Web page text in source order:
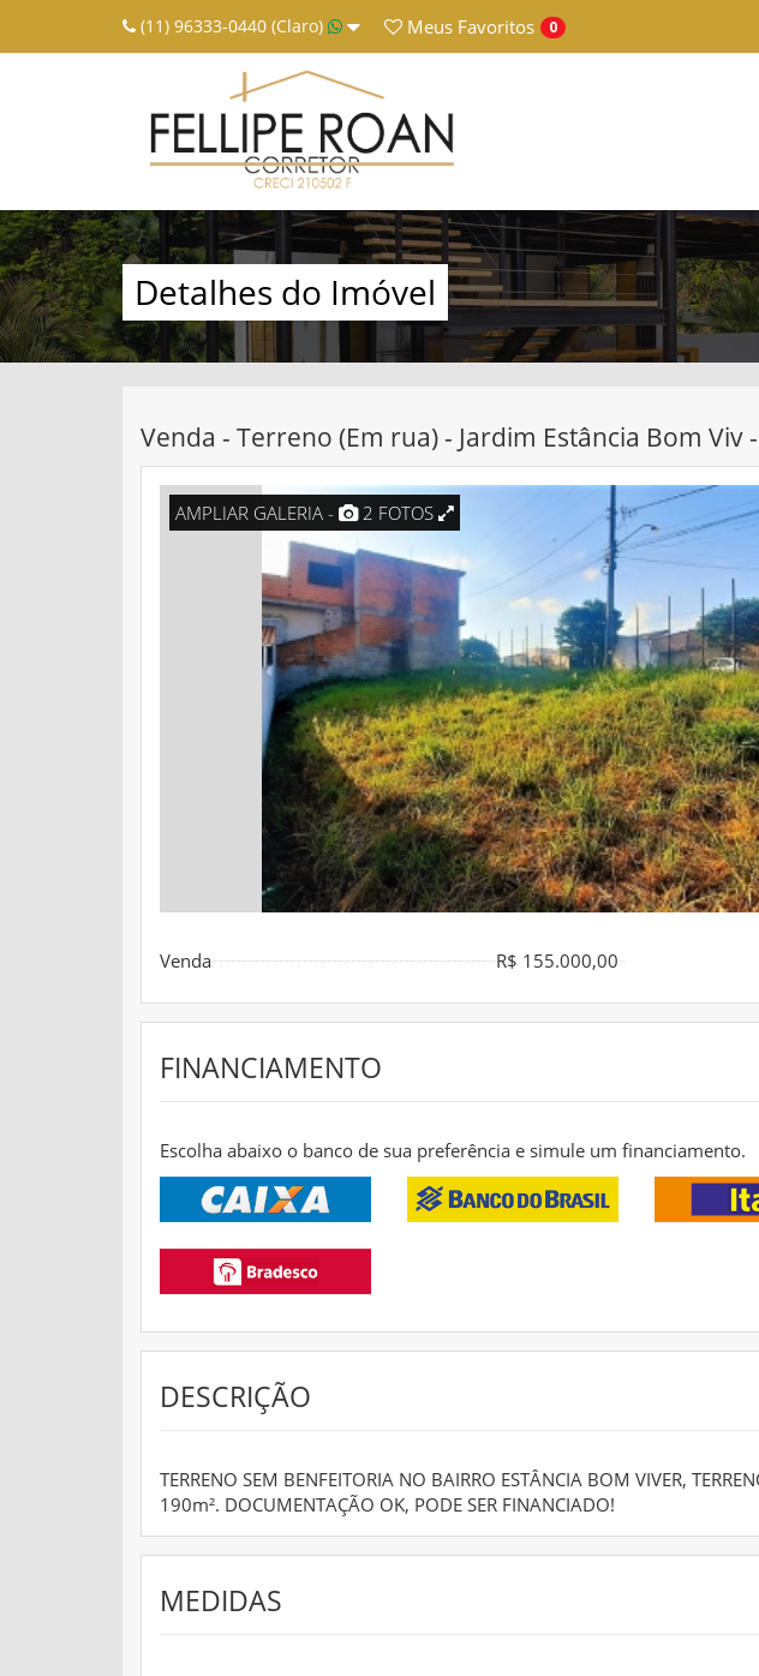
(11) 96333-0440 (Claro) Meus Favoritos 0
Detalhes do Imóvel
Venda - Terreno (Em rua) - Jardim Estância Bom Viv
AMPLIAR GALERIA - 2 FOTOS
Venda R$ 155.000,00
FINANCIAMENTO
Escolha abaixo o banco de sua preferência e simule um financiamento.
DESCRIÇÃO
TERRENO SEM BENFEITORIA NO BAIRRO ESTÂNCIA BOM VIVER,
190m². DOCUMENTAÇÃO OK, PODE SER FINANCIADO!
MEDIDAS